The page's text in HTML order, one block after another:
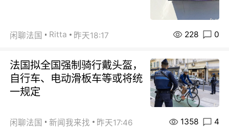
闲聊法国 Ritta 昨天18:17 228 0
法国拟全国强制骑行戴头盔，
自行车、电动滑板车等或将统
一规定
闲聊法国 新闻我来找 昨天17:46 1358 4